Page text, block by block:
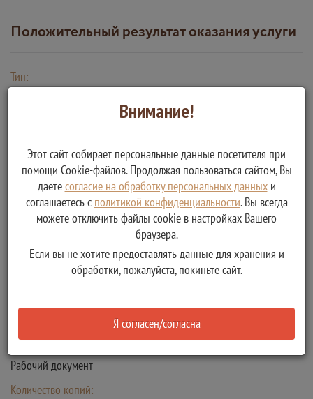
Положительный результат оказания услуги
Тип:
Получаемые документы:
услуги
Отказ в предоставлении услуги/исполнении функции
Получаемые документы:
Схема расположения земельного участка (земельных участков)
на кадастровом плане территории
Рабочий документ
Количество копий:
Внимание!
Этот сайт собирает персональные данные посетителя при
помощи Cookie-файлов. Продолжая пользоваться сайтом, Вы
даетесогласие на обработку персональных данныхи
соглашаетесь с политикой конфиденциальности. Вы всегда
можете отключить файлы cookie в настройках Вашего
браузера.
Если вы не хотите предоставлять данные для хранения и
обработки, пожалуйста, покиньте сайт.
Я согласен/согласна